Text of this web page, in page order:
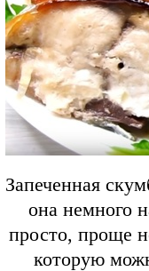
Запеченная
она немного
просто, проще
которую